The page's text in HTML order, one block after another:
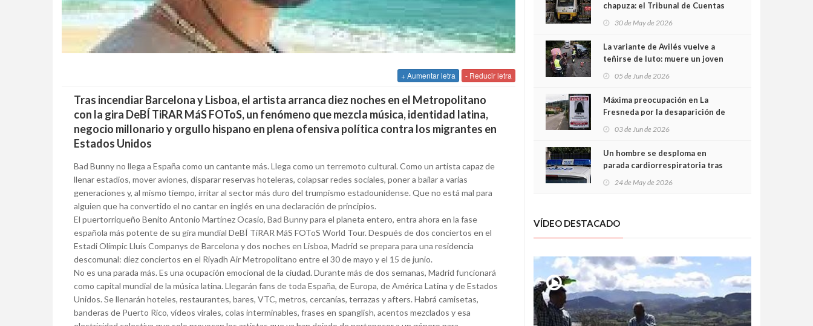
+ Aumentar letra - Reducir letra
Tras incendiar Barcelona y Lisboa, el artista arranca diez noches en el Metropolitano
con la gira DeBÍ TiRAR MáS FOToS, un fenómeno que mezcla música, identidad latina,
negocio millonario y orgullo hispano en plena ofensiva política contra los migrantes en
Estados Unidos
Bad Bunny no llega a España como un cantante más. Llega como un terremoto cultural. Como un artista capaz de
llenar estadios, mover aviones, disparar reservas hoteleras, colapsar redes sociales, poner a bailar a varias
generaciones y, al mismo tiempo, irritar al sector más duro del trumpismo estadounidense. Que no está mal para
alguien que ha convertido el no cantar en inglés en una declaración de principios.
El puertorriqueño Benito Antonio Martínez Ocasio, Bad Bunny para el planeta entero, entra ahora en la fase
española más potente de su gira mundial DeBÍ TiRAR MáS FOToS World Tour. Después de dos conciertos en el
Estadi Olímpic Lluís Companys de Barcelona y dos noches en Lisboa, Madrid se prepara para una residencia
descomunal: diez conciertos en el Riyadh Air Metropolitano entre el 30 de mayo y el 15 de junio.
No es una parada más. Es una ocupación emocional de la ciudad. Durante más de dos semanas, Madrid funcionará
como capital mundial de la música latina. Llegarán fans de toda España, de Europa, de América Latina y de Estados
Unidos. Se llenarán hoteles, restaurantes, bares, VTC, metros, cercanías, terrazas y afters. Habrá camisetas,
banderas de Puerto Rico, vídeos virales, colas interminables, frases en spanglish, acentos mezclados y esa
chapuza: el Tribunal de Cuentas
sobrecoste de los trenes que no
cabían por los túneles
30 de May de 2026
La variante de Avilés vuelve a
teñirse de luto: muere un joven
05 de Jun de 2026
Máxima preocupación en La
Fresneda por la desaparición de
03 de Jun de 2026
Un hombre se desploma en
parada cardiorrespiratoria tras
24 de May de 2026
VÍDEO DESTACADO